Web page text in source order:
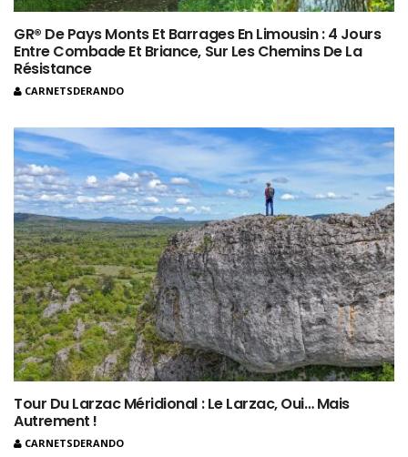
GR® De Pays Monts Et Barrages En Limousin : 4 Jours
Entre Combade Et Briance, Sur Les Chemins De La
Résistance
CARNETSDERANDO
Tour Du Larzac Méridional : Le Larzac, Oui… Mais
Autrement !
CARNETSDERANDO